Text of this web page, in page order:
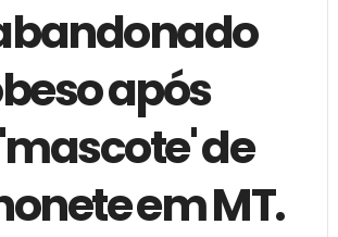
após
de
em MT.